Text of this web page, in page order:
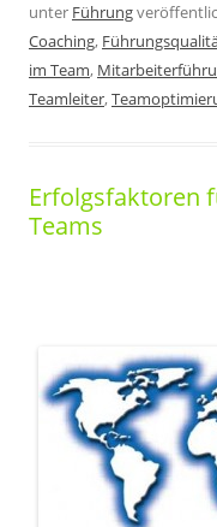
unter Führung
Coaching,
im Team,
Teamleiter,
Erfolgsfaktoren
Teams